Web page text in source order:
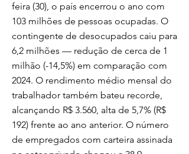
feira (30), o país encerrou o ano com
103 milhões de pessoas ocupadas. O
contingente de desocupados caiu para
6,2 milhões — redução de cerca de 1
milhão (-14,5%) em comparação com
2024. O rendimento médio mensal do
trabalhador também bateu recorde,
alcançando R$ 3.560, alta de 5,7% (R$
192) frente ao ano anterior. O número
de empregados com carteira assinada